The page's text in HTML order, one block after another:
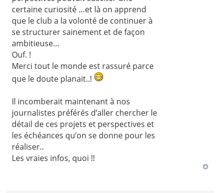
certaine curiosité …et là on apprend
que le club a la volonté de continuer à
se structurer sainement et de façon
ambitieuse…
Ouf. !
Merci tout le monde est rassuré parce
que le doute planait..!
Il incomberait maintenant à nos
journalistes préférés d’aller chercher le
détail de ces projets et perspectives et
les échéances qu’on se donne pour les
réaliser..
Les vraies infos, quoi !!